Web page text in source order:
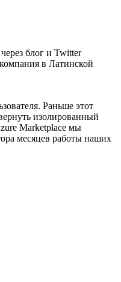
блог и Twitter
в Латинской
Раньше этот
изолированный
Marketplace мы
месяцев работы наших